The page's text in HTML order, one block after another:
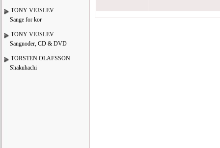
TONY VEJSLEV
Sange for kor
TONY VEJSLEV
Sangnoder, CD & DVD
TORSTEN OLAFSSON
Shakuhachi